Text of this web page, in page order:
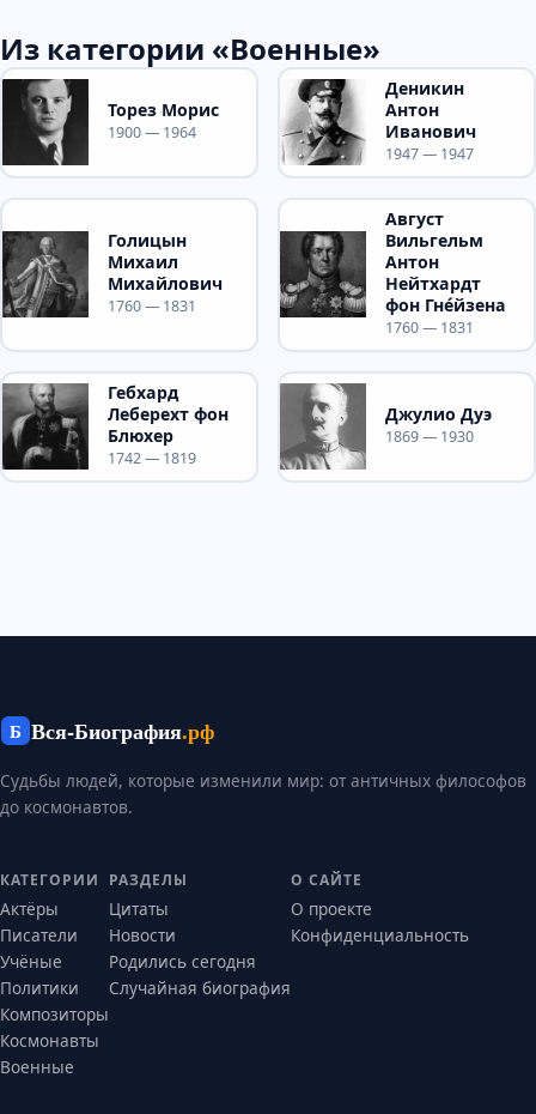
Из категории «Военные»
Торез Морис
1900 — 1964
Деникин
Антон
Иванович
1947 — 1947
Голицын
Михаил
Михайлович
1760 — 1831
Август
Вильгельм
Антон
Нейтхардт
фон Гне́йзена
1760 — 1831
Гебхард
Леберехт фон
Блюхер
1742 — 1819
Джулио Дуэ
1869 — 1930
Б Вся-Биография.рф
Судьбы людей, которые изменили мир: от античных философов
до космонавтов.
КАТЕГОРИИ
Актёры
Писатели
Учёные
Политики
Композиторы
Космонавты
Военные
РАЗДЕЛЫ
Цитаты
Новости
Родились сегодня
Случайная биография
О САЙТЕ
О проекте
Конфиденциальность